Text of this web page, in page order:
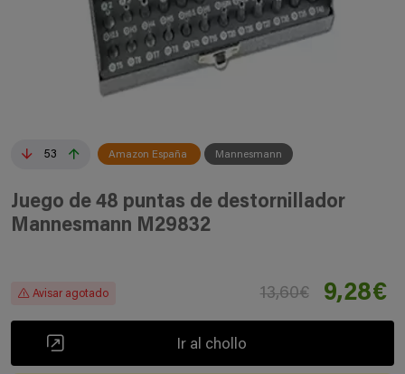
53 Amazon España Mannesmann
Juego de 48 puntas de destornillador
Mannesmann M29832
Avisar agotado 13,60€ 9,28€
Ir al chollo